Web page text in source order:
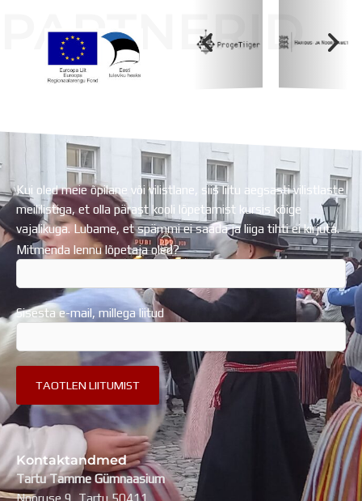
PARTNERID
Kui oled meie õpilane või vilistlane, siis liitu aegsasti vilistlaste
meililistiga, et olla pärast kooli lõpetamist kursis kõige
vajalikuga. Lubame, et spämmi ei saada ja liiga tihti ei kirjuta.
Mitmenda lennu lõpetaja oled?
Sisesta e-mail, millega liitud
Kontaktandmed
Tartu Tamme Gümnaasium
Nooruse 9, Tartu 50411